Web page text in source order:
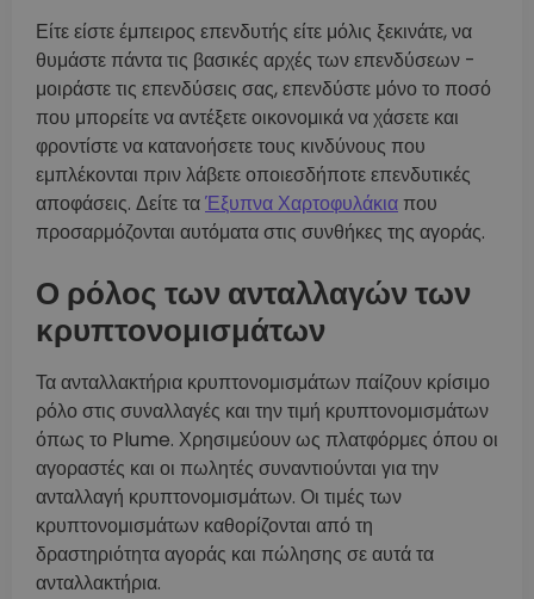
Είτε είστε έμπειρος επενδυτής είτε μόλις ξεκινάτε, να
θυμάστε πάντα τις βασικές αρχές των επενδύσεων -
μοιράστε τις επενδύσεις σας, επενδύστε μόνο το ποσό
που μπορείτε να αντέξετε οικονομικά να χάσετε και
φροντίστε να κατανοήσετε τους κινδύνους που
εμπλέκονται πριν λάβετε οποιεσδήποτε επενδυτικές
αποφάσεις. Δείτε ταΈξυπνα Χαρτοφυλάκιαπου
προσαρμόζονται αυτόματα στις συνθήκες της αγοράς.
Ο ρόλος των ανταλλαγών των
κρυπτονομισμάτων
Τα ανταλλακτήρια κρυπτονομισμάτων παίζουν κρίσιμο
ρόλο στις συναλλαγές και την τιμή κρυπτονομισμάτων
όπως το Plume. Χρησιμεύουν ως πλατφόρμες όπου οι
αγοραστές και οι πωλητές συναντιούνται για την
ανταλλαγή κρυπτονομισμάτων. Οι τιμές των
κρυπτονομισμάτων καθορίζονται από τη
δραστηριότητα αγοράς και πώλησης σε αυτά τα
ανταλλακτήρια.